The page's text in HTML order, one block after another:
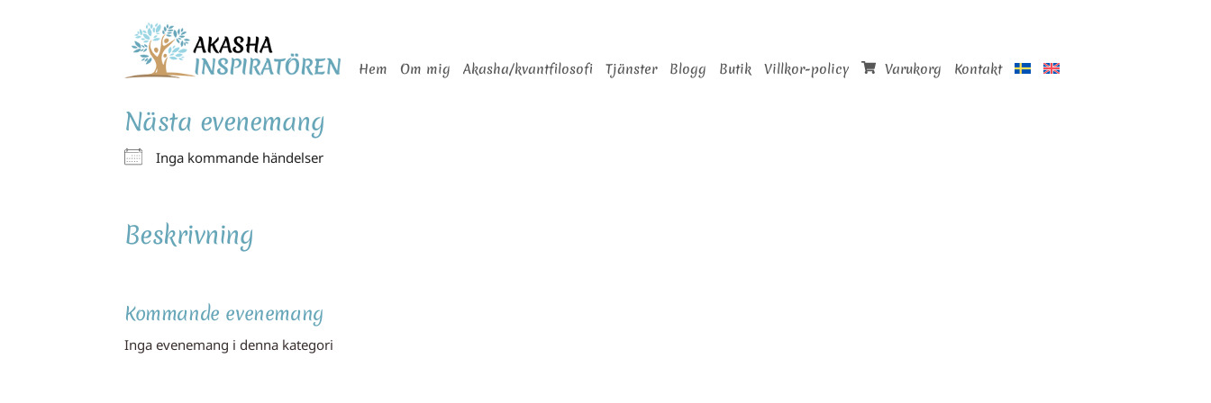
Hem Om mig Akasha/kvantfilosofi Tjänster Blogg Butik Villkor-policy Varukorg Kontakt
Nästa evenemang
Inga kommande händelser
Beskrivning
Kommande evenemang
Inga evenemang i denna kategori